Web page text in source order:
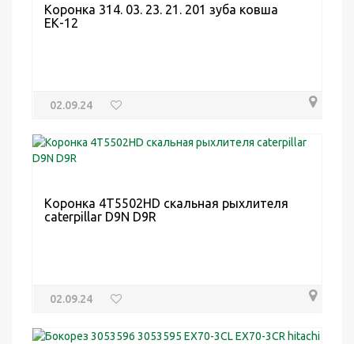
Коронка 314. 03. 23. 21. 201 зуба ковша
ЕК-12
02.09.24
Коронка 4T5502HD скальная рыхлителя
caterpillar D9N D9R
02.09.24